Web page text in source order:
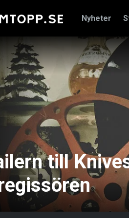
Nyheter
till